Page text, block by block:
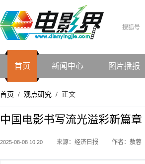
搜狐号
首页 新闻中心 图片播报
首页 / 观点研究 / 正文
中国电影书写流光溢彩新篇章
2025-08-08 10:20 来源：经济日报 作者：敖蓉